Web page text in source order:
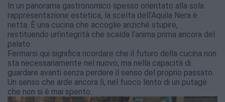
In un panorama gastronomico spesso orientato alla sola
rappresentazione estetica, la scelta dell’Aquila Nera è
netta. È una cucina che accoglie anziché stupire,
restituendo un’integrità che scalda l’anima prima ancora del
palato.
Fermarsi qui significa ricordare che il futuro della cucina non
sta necessariamente nel nuovo, ma nella capacità di
guardare avanti senza perdere il senso del proprio passato.
Un senso che arde ancora lì, nel fuoco lento di un putagè
che non si è mai spento.